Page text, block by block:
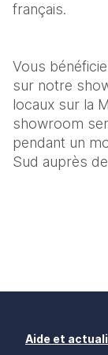
français.
Vous
sur notre
locaux sur la
showroom
pendant un
Sud auprès
Aide et